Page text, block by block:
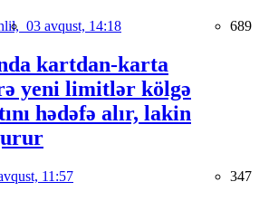
03 avqust, 14:18 689
kartdan-karta
yeni limitlər kölgə
hədəfə alır, lakin
11:57 347